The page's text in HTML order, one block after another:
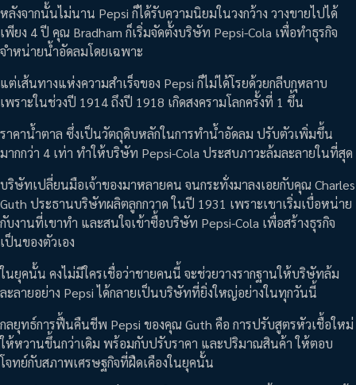
หลังจากนั้นไม่นาน Pepsi ก็ได้รับความนิยมในวงกว้าง วางขายไปได้
เพียง 4 ปี คุณ Bradham ก็เริ่มจัดตั้งบริษัท Pepsi-Cola เพื่อทำธุรกิจ
จำหน่ายน้ำอัดลมโดยเฉพาะ
แต่เส้นทางแห่งความสำเร็จของ Pepsi ก็ไม่ได้โรยด้วยกลีบกุหลาบ
เพราะในช่วงปี 1914 ถึงปี 1918 เกิดสงครามโลกครั้งที่ 1 ขึ้น
ราคาน้ำตาล ซึ่งเป็นวัตถุดิบหลักในการทำน้ำอัดลม ปรับตัวเพิ่มขึ้น
มากกว่า 4 เท่า ทำให้บริษัท Pepsi-Cola ประสบภาวะล้มละลายในที่สุด
บริษัทเปลี่ยนมือเจ้าของมาหลายคน จนกระทั่งมาลงเอยกับคุณ Charles
Guth ประธานบริษัทผลิตลูกกวาด ในปี 1931 เพราะเขาเริ่มเบื่อหน่าย
กับงานที่เขาทำ และสนใจเข้าซื้อบริษัท Pepsi-Cola เพื่อสร้างธุรกิจ
เป็นของตัวเอง
ในยุคนั้น คงไม่มีใครเชื่อว่าชายคนนี้ จะช่วยวางรากฐานให้บริษัทล้ม
ละลายอย่าง Pepsi ได้กลายเป็นบริษัทที่ยิ่งใหญ่อย่างในทุกวันนี้
กลยุทธ์การฟื้นคืนชีพ Pepsi ของคุณ Guth คือ การปรับสูตรหัวเชื้อใหม่
ให้หวานขึ้นกว่าเดิม พร้อมกับปรับราคา และปริมาณสินค้า ให้ตอบ
โจทย์กับสภาพเศรษฐกิจที่ฝืดเคืองในยุคนั้น